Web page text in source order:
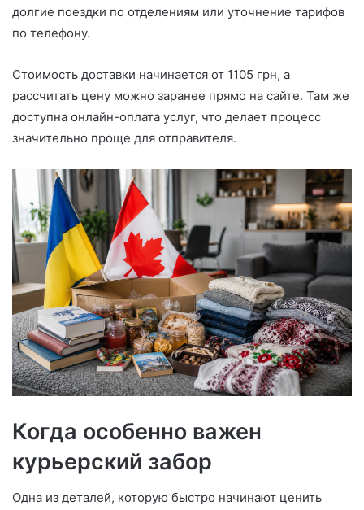
долгие поездки по отделениям или уточнение тарифов
по телефону.
Стоимость доставки начинается от 1105 грн, а
рассчитать цену можно заранее прямо на сайте. Там же
доступна онлайн-оплата услуг, что делает процесс
значительно проще для отправителя.
Когда особенно важен
курьерский забор
Одна из деталей, которую быстро начинают ценить